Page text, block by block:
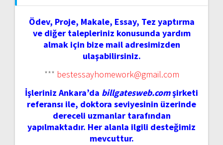
Ödev, Proje, Makale, Essay, Tez yaptırma
ve diğer talepleriniz konusunda yardım
almak için bize mail adresimizden
ulaşabilirsiniz.
*** bestessayhomework@gmail.com
İşleriniz Ankara’da billgatesweb.comşirketi
referansı ile, doktora seviyesinin üzerinde
dereceli uzmanlar tarafından
yapılmaktadır. Her alanla ilgili desteğimiz
mevcuttur.